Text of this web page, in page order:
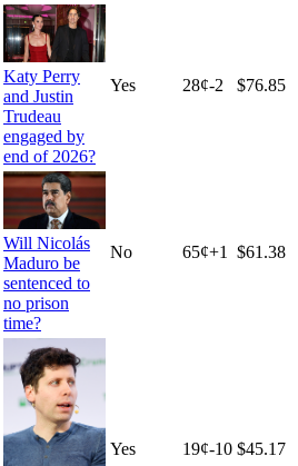
Katy Perry
and Justin
Trudeau
engaged by
end of 2026?
Yes 28¢-2 $76.85
Will Nicolás
Maduro be
sentenced to
no prison
time?
No 65¢+1 $61.38
Yes 19¢-10 $45.17